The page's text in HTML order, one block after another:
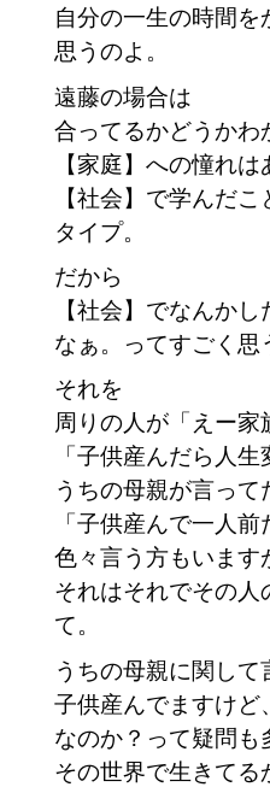
自分の一生の時間を
思うのよ。
遠藤の場合は
合ってるかどうかわ
【家庭】への憧れ
【社会】で学んだ
タイプ。
だから
【社会】でなんか
なぁ。ってすごく思
それを
周りの人が「えー
「子供産んだら人
うちの母親が言って
「子供産んで一人前
色々言う方もいます
それはそれでその人
て。
うちの母親に関して
子供産んでますけ
なのか？って疑問も
その世界で生きてる